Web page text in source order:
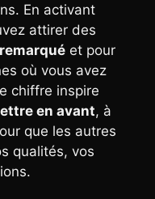
En activant
attirer des
remarqué et pour
où vous avez
chiffre inspire
en avant, à
que les autres
qualités, vos